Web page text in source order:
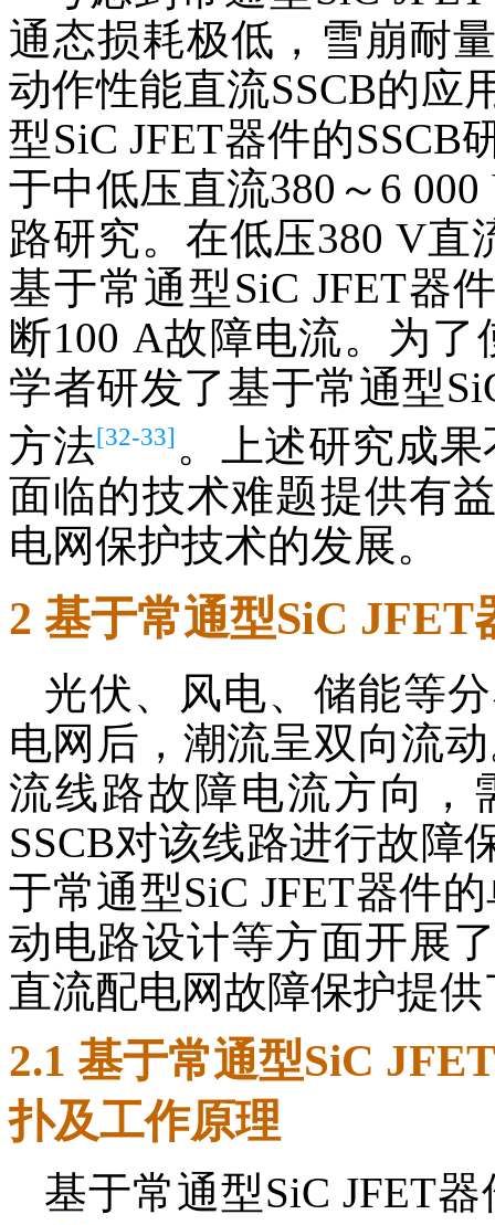
通态损耗极低，雪崩耐
动作性能直流SSCB的应
型SiC JFET器件的
于中低压直流380～6
路研究。在低压380 V
基于常通型SiC JFET器
断100 A故障电流。为
学者研发了基于常通型
方法[32-33] 。上述研究成
面临的技术难题提供有
电网保护技术的发展。
2 基于常通型SiC JFET
光伏、风电、储能等
电网后，潮流呈双向流
流线路故障电流方向，
SSCB对该线路进行故障
于常通型SiC JFET器件
动电路设计等方面开展
直流配电网故障保护提
2.1 基于常通型SiC
扑及工作原理
基于常通型SiC JFET